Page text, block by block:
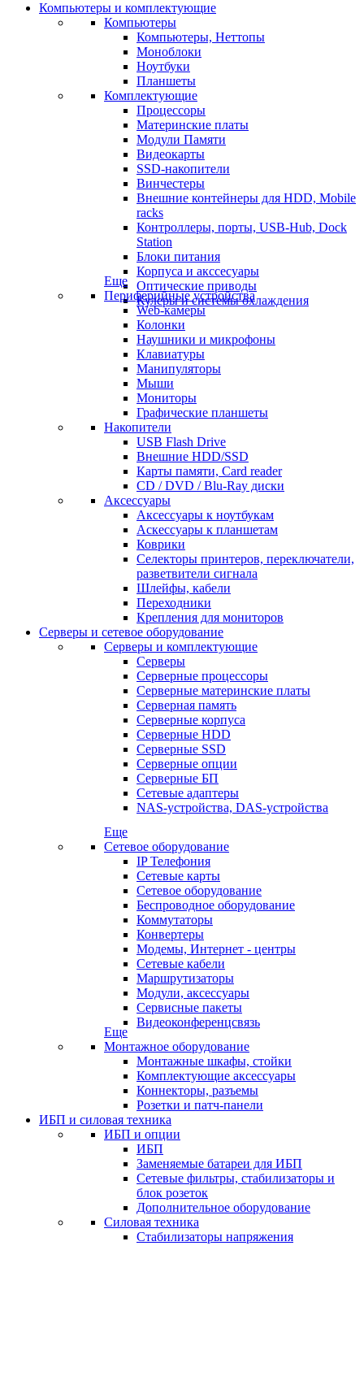
Компьютеры и комплектующие
Компьютеры
Компьютеры, Неттопы
Моноблоки
Ноутбуки
Планшеты
Комплектующие
Процессоры
Материнские платы
Модули Памяти
Видеокарты
SSD-накопители
Винчестеры
Внешние контейнеры для HDD, Mobile
racks
Контроллеры, порты, USB-Hub, Dock
Station
Блоки питания
Корпуса и акссесуары
Оптические приводы
Кулеры и системы охлаждения
Еще
Периферийные устройства
Web-камеры
Колонки
Наушники и микрофоны
Клавиатуры
Манипуляторы
Мыши
Мониторы
Графические планшеты
Накопители
USB Flash Drive
Внешние HDD/SSD
Карты памяти, Card reader
CD / DVD / Blu-Ray диски
Аксессуары
Аксессуары к ноутбукам
Аскессуары к планшетам
Коврики
Селекторы принтеров, переключатели,
разветвители сигнала
Шлейфы, кабели
Переходники
Крепления для мониторов
Серверы и сетевое оборудование
Серверы и комплектующие
Серверы
Серверные процессоры
Серверные материнские платы
Серверная память
Серверные корпуса
Серверные HDD
Серверные SSD
Серверные опции
Серверные БП
Сетевые адаптеры
NAS-устройства, DAS-устройства
Еще
Сетевое оборудование
IP Телефония
Сетевые карты
Сетевое оборудование
Беспроводное оборудование
Коммутаторы
Конвертеры
Модемы, Интернет - центры
Сетевые кабели
Маршрутизаторы
Модули, аксессуары
Сервисные пакеты
Видеоконференцсвязь
Еще
Монтажное оборудование
Монтажные шкафы, стойки
Комплектующие аксессуары
Коннекторы, разъемы
Розетки и патч-панели
ИБП и силовая техника
ИБП и опции
ИБП
Заменяемые батареи для ИБП
Сетевые фильтры, стабилизаторы и
блок розеток
Дополнительное оборудование
Силовая техника
Стабилизаторы напряжения